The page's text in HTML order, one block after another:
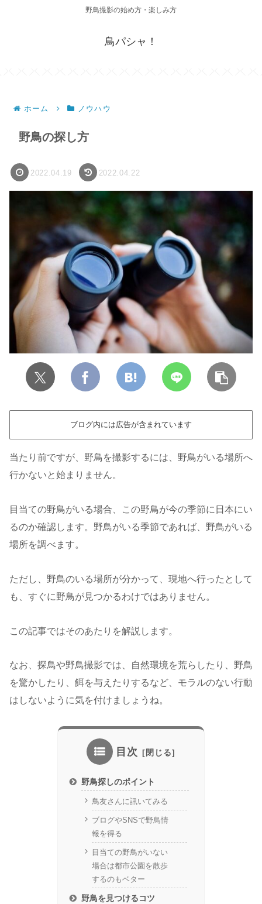
野鳥撮影の始め方・楽しみ方
鳥パシャ！
ホーム ノウハウ
野鳥の探し方
2022.04.19 2022.04.22
ブログ内には広告が含まれています
当たり前ですが、野鳥を撮影するには、野鳥がいる場所へ
行かないと始まりません。
目当ての野鳥がいる場合、この野鳥が今の季節に日本にい
るのか確認します。野鳥がいる季節であれば、野鳥がいる
場所を調べます。
ただし、野鳥のいる場所が分かって、現地へ行ったとして
も、すぐに野鳥が見つかるわけではありません。
この記事ではそのあたりを解説します。
なお、探鳥や野鳥撮影では、自然環境を荒らしたり、野鳥
を驚かしたり、餌を与えたりするなど、モラルのない行動
はしないように気を付けましょうね。
目次
野鳥探しのポイント
鳥友さんに訊いてみる
ブログやSNSで野鳥情
報を得る
目当ての野鳥がいない
場合は都市公園を散歩
するのもベター
野鳥を見つけるコツ